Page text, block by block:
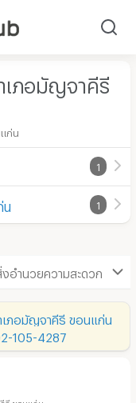
เภอมัญจาคีรี
แก่น
1
น 1
งอำนวยความสะดวก
เภอมัญจาคีรี ขอนแก่น
105-4287